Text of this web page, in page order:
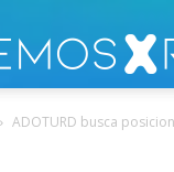
ADOTURD busca